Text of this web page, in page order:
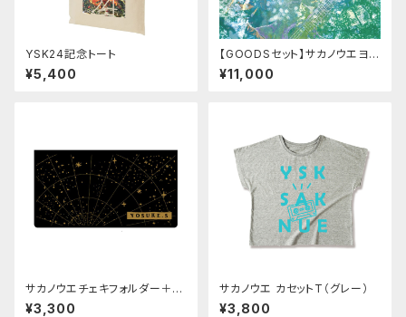
YSK24記念トート
¥5,400
【GOODSセット】サカノウエヨー
スケ アルバム(2枚組)＋グッズセ
ット
¥11,000
サカノウエチェキフォルダー＋チ
ェキ1枚
¥3,300
サカノウエ カセットT（グレー）
¥3,800